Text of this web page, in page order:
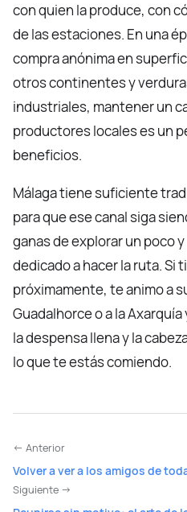
con quien la produce, con
de las estaciones. En una
compra anónima en
otros continentes y
industriales, mantener un
productores locales es un
beneficios.
Málaga tiene suficiente
para que ese canal siga
ganas de explorar un poco
dedicado a hacer la ruta. Si
próximamente, te animo a
Guadalhorce o a la Axarquía
la despensa llena y la
lo que te estás comiendo.
← Anterior
Volver a ver a los amigos de
Siguiente →